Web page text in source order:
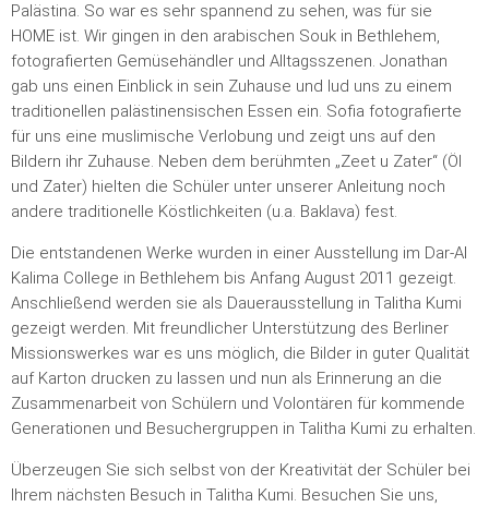
Palästina. So war es sehr spannend zu sehen, was für sie
HOME ist. Wir gingen in den arabischen Souk in Bethlehem,
fotografierten Gemüsehändler und Alltagsszenen. Jonathan
gab uns einen Einblick in sein Zuhause und lud uns zu einem
traditionellen palästinensischen Essen ein. Sofia fotografierte
für uns eine muslimische Verlobung und zeigt uns auf den
Bildern ihr Zuhause. Neben dem berühmten „Zeet u Zater“ (Öl
und Zater) hielten die Schüler unter unserer Anleitung noch
andere traditionelle Köstlichkeiten (u.a. Baklava) fest.
Die entstandenen Werke wurden in einer Ausstellung im Dar-Al
Kalima College in Bethlehem bis Anfang August 2011 gezeigt.
Anschließend werden sie als Dauerausstellung in Talitha Kumi
gezeigt werden. Mit freundlicher Unterstützung des Berliner
Missionswerkes war es uns möglich, die Bilder in guter Qualität
auf Karton drucken zu lassen und nun als Erinnerung an die
Zusammenarbeit von Schülern und Volontären für kommende
Generationen und Besuchergruppen in Talitha Kumi zu erhalten.
Überzeugen Sie sich selbst von der Kreativität der Schüler bei
Ihrem nächsten Besuch in Talitha Kumi. Besuchen Sie uns,